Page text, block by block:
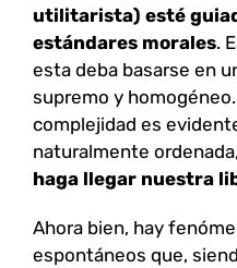
utilitarista) esté
estándares morales.
esta deba basarse en
supremo y
complejidad es
naturalmente
haga llegar nuestra
Ahora bien, hay
espontáneos que,